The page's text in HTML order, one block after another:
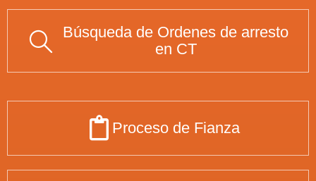
Búsqueda de Ordenes de arresto
en CT
Proceso de Fianza